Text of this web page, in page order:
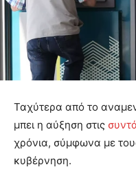
Ταχύτερα από το
μπει η αύξηση στις
χρόνια, σύμφωνα με
κυβέρνηση.